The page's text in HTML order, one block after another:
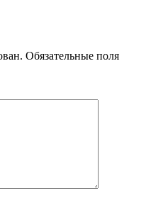
Обязательные поля